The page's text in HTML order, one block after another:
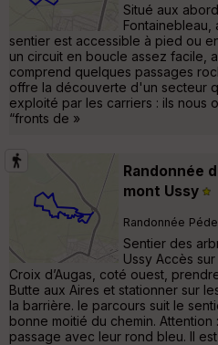
Situé aux
Fontainebleau,
sentier est accessible à pied ou
un circuit en boucle assez facile,
comprend quelques passages
offre la découverte d'un secteur
exploité par les carriers : ils nous
“fronts de »
Randonnée
mont Ussy
Randonnée
Sentier des
Ussy Accès
Croix d’Augas, coté ouest,
Butte aux Aires et stationner sur
la barrière. le parcours suit le
bonne moitié du chemin.
passage avec leur rond bleu. Il